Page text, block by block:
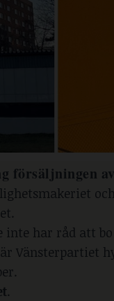
inte har råd att
Vänsterpartiet
.